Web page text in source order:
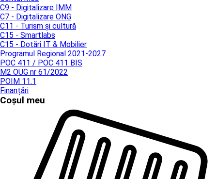
C9 - Digitalizare IMM
C7 - Digitalizare ONG
C11 - Turism și cultură
C15 - Smartlabs
C15 - Dotări IT & Mobilier
Programul Regional 2021-2027
POC 411 / POC 411 BIS
M2 OUG nr 61/2022
POIM 11.1
Finanțări
Coșul meu